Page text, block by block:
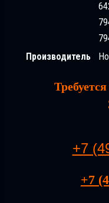
Производитель
+7
+7